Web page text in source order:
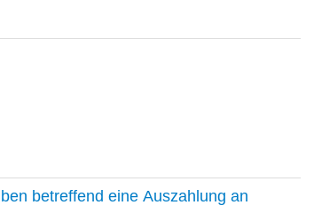
betreffend eine Auszahlung an